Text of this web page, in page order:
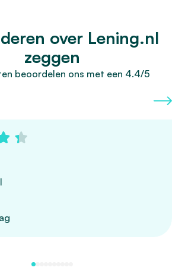
over Lening.nl
zeggen
beoordelen ons met een 4.4/5